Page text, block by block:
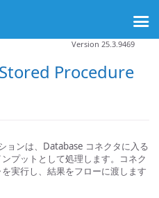
Procedure
Version 25.3.9469
ンは、Database コネクタに入る
プットとして処理します。コネク
実行し、結果をフローに渡します